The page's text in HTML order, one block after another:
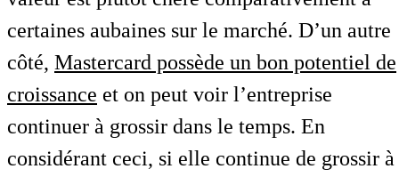
certaines aubaines sur le marché. D’un autre
côté, Mastercard possède un bon potentiel de
croissance et on peut voir l’entreprise
continuer à grossir dans le temps. En
considérant ceci, si elle continue de grossir à